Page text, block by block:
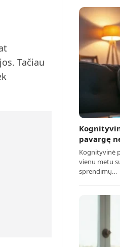
Tačiau
pavargę
Kognityvinė
vienu metu
sprendimų…